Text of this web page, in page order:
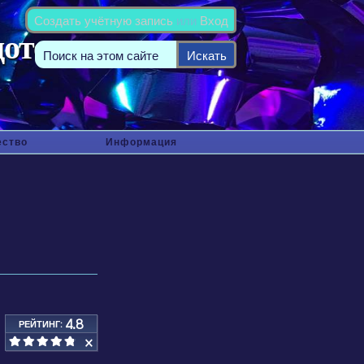
Информация
Создать учётную запись или Вход
РЕЙТИНГ: 4.8